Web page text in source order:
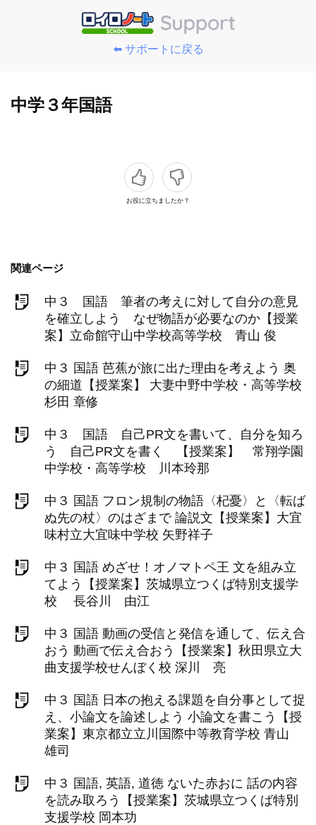
⬅️ サポートに戻る
中学３年国語
お役に立ちましたか？
関連ページ
中３ 国語 筆者の考えに対して自分の意見
を確立しよう なぜ物語が必要なのか【授業
案】立命館守山中学校高等学校 青山 俊
中３ 国語 芭蕉が旅に出た理由を考えよう 奥
の細道【授業案】 大妻中野中学校・高等学校
杉田 章修
中３ 国語 自己PR文を書いて、自分を知ろ
う 自己PR文を書く 【授業案】 常翔学園
中学校・高等学校 川本玲那
中３ 国語 フロン規制の物語〈杞憂〉と〈転ば
ぬ先の杖〉のはざまで 論説文【授業案】大宜
味村立大宜味中学校 矢野祥子
中３ 国語 めざせ！オノマトペ王 文を組み立
てよう【授業案】茨城県立つくば特別支援学
校 長谷川 由江
中３ 国語 動画の受信と発信を通して、伝え合
おう 動画で伝え合おう【授業案】秋田県立大
曲支援学校せんぼく校 深川 亮
中３ 国語 日本の抱える課題を自分事として捉
え、小論文を論述しよう 小論文を書こう【授
業案】東京都立立川国際中等教育学校 青山
雄司
中３ 国語, 英語, 道徳 ないた赤おに 話の内容
を読み取ろう【授業案】茨城県立つくば特別
支援学校 岡本功